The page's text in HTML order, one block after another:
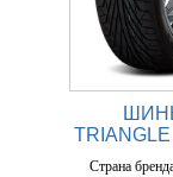
Страна